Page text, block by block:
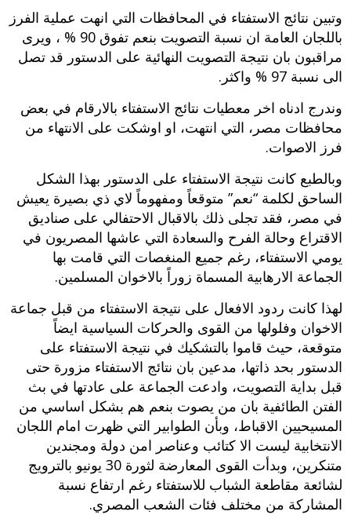
وتبين نتائج الاستفتاء في المحافظات التي انهت عملية الفرز
باللجان العامة ان نسبة التصويت بنعم تفوق 90 % ، ويرى
مراقبون بان نتيجة التصويت النهائية على الدستور قد تصل
الى نسبة 97 % واكثر.
وندرج ادناه اخر معطيات نتائج الاستفتاء بالارقام في بعض
محافظات مصر، التي انتهت، او اوشكت على الانتهاء من
فرز الاصوات.
وبالطبع كانت نتيجة الاستفتاء على الدستور بهذا الشكل
الساحق لكلمة “نعم” متوقعاً ومفهوماً لاي ذي بصيرة يعيش
في مصر، فقد تجلى ذلك بالاقبال الاحتفالي على صناديق
الاقتراع وحالة الفرح والسعادة التي عاشها المصريون في
يومي الاستفتاء، رغم جميع المنغصات التي قامت بها
الجماعة الارهابية المسماة زوراً بالاخوان المسلمين.
لهذا كانت ردود الافعال على نتيجة الاستفتاء من قبل جماعة
الاخوان وفلولها من القوى والحركات السياسية ايضاً
متوقعة، حيث قاموا بالتشكيك في نتيجة الاستفتاء على
الدستور بحد ذاتها، مدعين بان نتائج الاستفتاء مزورة حتى
قبل بداية التصويت، وادعت الجماعة على عادتها في بث
الفتن الطائفية بان من يصوت بنعم هم بشكل اساسي من
المسيحيين الاقباط، وبأن الطوابير التي ظهرت امام اللجان
الانتخابية ليست الا كتائب وعناصر امن دولة ومجندين
متنكرين، وبدأت القوى المعارضة لثورة 30 يونيو بالترويج
لشائعة مقاطعة الشباب للاستفتاء رغم ارتفاع نسبة
المشاركة من مختلف فئات الشعب المصري.